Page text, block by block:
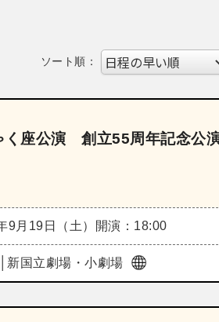
ソート順：
く座公演 創立55周年記念公
9月19日（土） 開演：18:00
新国立劇場・小劇場